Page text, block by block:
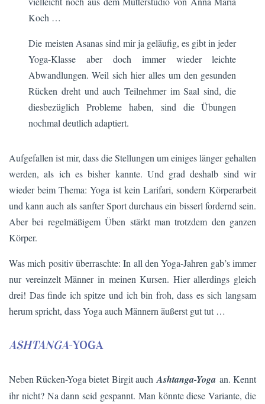
Koch …
Die meisten Asanas sind mir ja geläufig, es gibt in jeder
Yoga-Klasse aber doch immer wieder leichte
Abwandlungen. Weil sich hier alles um den gesunden
Rücken dreht und auch Teilnehmer im Saal sind, die
diesbezüglich Probleme haben, sind die Übungen
nochmal deutlich adaptiert.
Aufgefallen ist mir, dass die Stellungen um einiges länger gehalten
werden, als ich es bisher kannte. Und grad deshalb sind wir
wieder beim Thema: Yoga ist kein Larifari, sondern Körperarbeit
und kann auch als sanfter Sport durchaus ein bisserl fordernd sein.
Aber bei regelmäßigem Üben stärkt man trotzdem den ganzen
Körper.
Was mich positiv überraschte: In all den Yoga-Jahren gab’s immer
nur vereinzelt Männer in meinen Kursen. Hier allerdings gleich
drei! Das finde ich spitze und ich bin froh, dass es sich langsam
herum spricht, dass Yoga auch Männern äußerst gut tut …
ASHTANGA-YOGA
Neben Rücken-Yoga bietet Birgit auch Ashtanga-Yoga an. Kennt
ihr nicht? Na dann seid gespannt. Man könnte diese Variante, die